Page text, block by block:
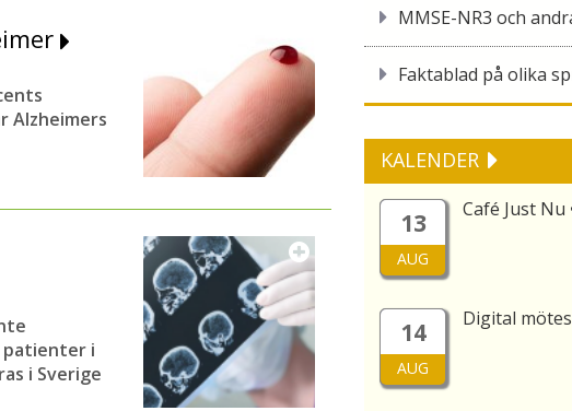
Alzheimers
patienter i
i Sverige
MMSE-NR3 och
Faktablad på olika
KALENDER
13
AUG
Café Just
14
AUG
Digital